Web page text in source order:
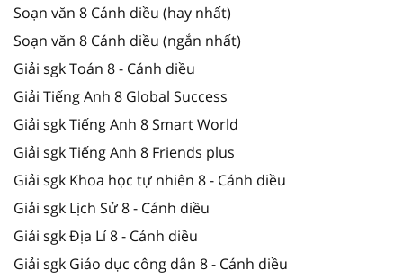
Soạn văn 8 Cánh diều (hay nhất)
Soạn văn 8 Cánh diều (ngắn nhất)
Giải sgk Toán 8 - Cánh diều
Giải Tiếng Anh 8 Global Success
Giải sgk Tiếng Anh 8 Smart World
Giải sgk Tiếng Anh 8 Friends plus
Giải sgk Khoa học tự nhiên 8 - Cánh diều
Giải sgk Lịch Sử 8 - Cánh diều
Giải sgk Địa Lí 8 - Cánh diều
Giải sgk Giáo dục công dân 8 - Cánh diều